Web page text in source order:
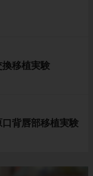
換移植実験
背唇部移植実験